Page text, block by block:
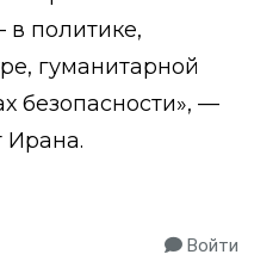
в политике,
гуманитарной
безопасности», —
Ирана.
Войти